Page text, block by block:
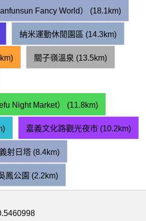
Fancy World） (18.1km)
納米運動休閒園區 (14.3km)
關子嶺溫泉 (13.5km)
Night Market） (11.8km)
嘉義文化路觀光夜市 (10.2km)
射日塔 (8.4km)
鳳公園 (2.2km)